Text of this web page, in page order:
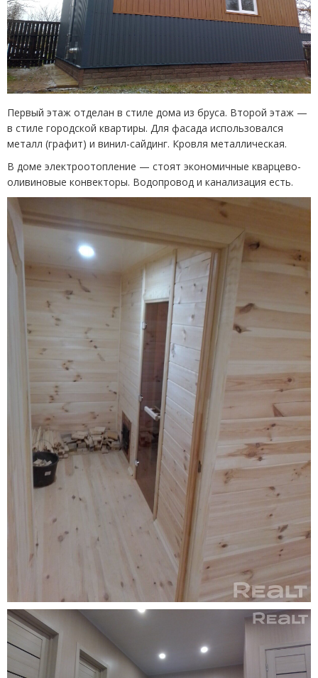
Первый этаж отделан в стиле дома из бруса. Второй этаж —
в стиле городской квартиры. Для фасада использовался
металл (графит) и винил-сайдинг. Кровля металлическая.
В доме электроотопление — стоят экономичные кварцево-
оливиновые конвекторы. Водопровод и канализация есть.